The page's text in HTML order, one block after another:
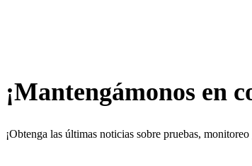
¡Mantengámonos en
¡Obtenga las últimas noticias sobre pruebas,